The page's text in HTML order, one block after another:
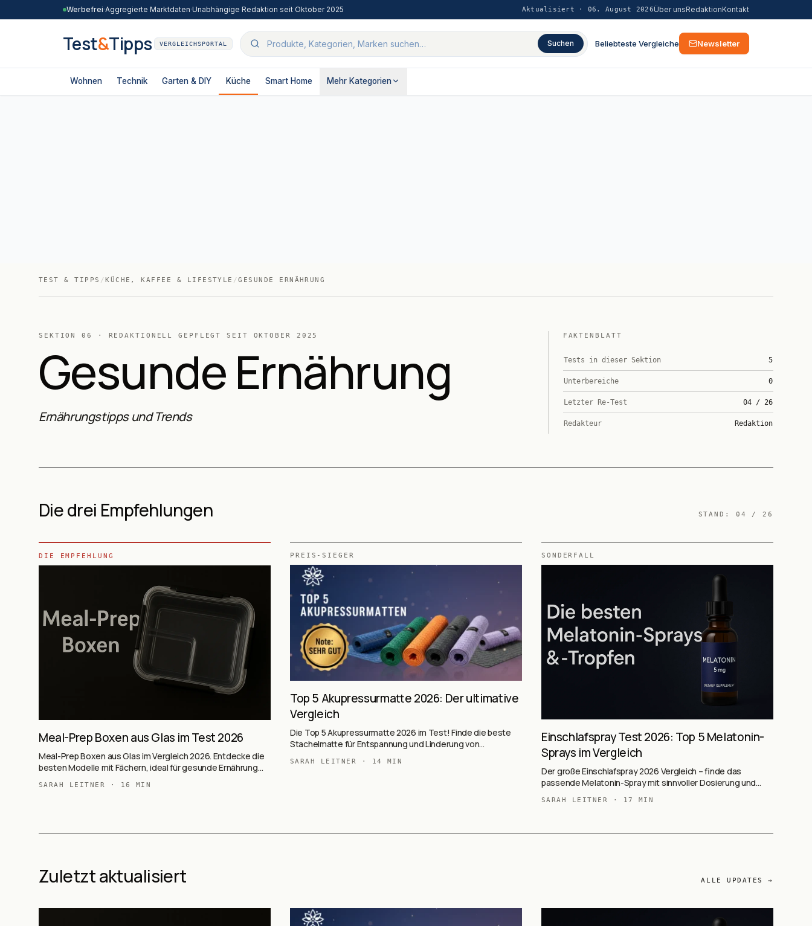
Zum Inhalt springen
Werbefrei·Aggregierte Marktdaten·Unabhängige Redaktion seit Oktober 2025 Aktualisiert · 06. August 2026Über unsRedaktionKontakt
Test&Tipps VERGLEICHSPORTAL Suchen Beliebteste Vergleiche Newsletter
Wohnen Technik Garten & DIY Küche Smart Home Mehr Kategorien
TEST & TIPPS /KÜCHE, KAFFEE & LIFESTYLE /GESUNDE ERNÄHRUNG
SEKTION06 · REDAKTIONELL GEPFLEGT SEIT OKTOBER 2025
Gesunde Ernährung
Ernährungstipps und Trends
FAKTENBLATT
Tests in dieser Sektion 5
Unterbereiche 0
Letzter Re-Test 04 / 26
Redakteur Redaktion
Die drei Empfehlungen STAND: 04 / 26
DIE EMPFEHLUNG
Meal-Prep Boxen aus Glas im Test 2026
Meal-Prep Boxen aus Glas im Vergleich 2026. Entdecke die
besten Modelle mit Fächern, ideal für gesunde Ernährung
SARAH LEITNER · 16 MIN
PREIS-SIEGER
Top 5 Akupressurmatte 2026: Der ultimative
Vergleich
Die Top 5 Akupressurmatte 2026 im Test! Finde die beste
Stachelmatte für Entspannung und Linderung von
SARAH LEITNER · 14 MIN
SONDERFALL
Einschlafspray Test 2026: Top 5 Melatonin-
Sprays im Vergleich
Der große Einschlafspray 2026 Vergleich – finde das
passende Melatonin-Spray mit sinnvoller Dosierung und
SARAH LEITNER · 17 MIN
Zuletzt aktualisiert ALLE UPDATES →